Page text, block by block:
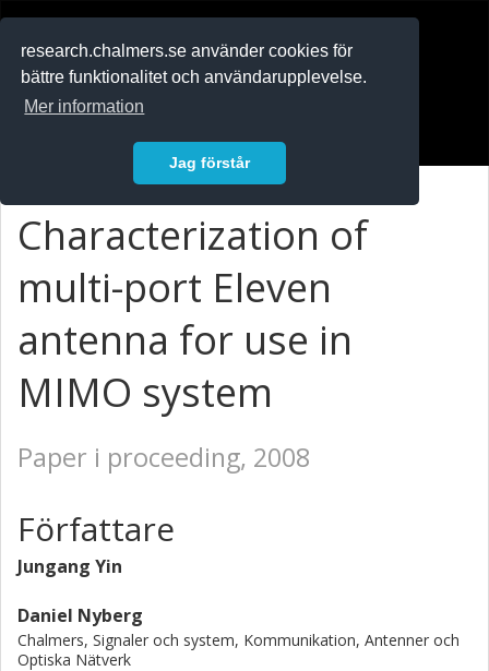
research.chalmers.se använder cookies för
bättre funktionalitet och användarupplevelse.
Mer information
Jag förstår
Characterization of
multi-port Eleven
antenna for use in
MIMO system
Paper i proceeding, 2008
Författare
Jungang Yin
Daniel Nyberg
Chalmers, Signaler och system, Kommunikation, Antenner och
Optiska Nätverk